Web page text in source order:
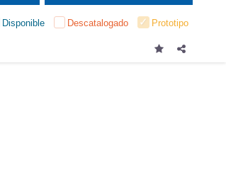
Disponible Descatalogado Prototipo